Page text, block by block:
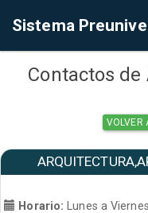
Sistema
Contactos
VOLVER
Horario:
Lunes a